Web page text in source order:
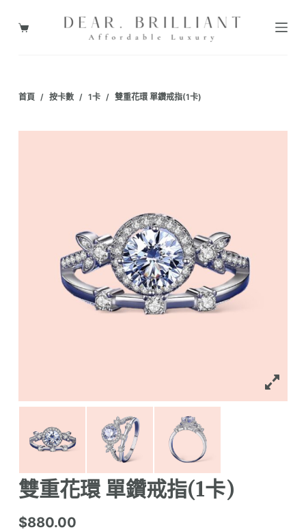
至
容
購
首頁 / 按卡數 / 1卡 / 雙重花環 單鑽戒指(1卡)
雙重花環 單鑽戒指(1卡)
$880.00